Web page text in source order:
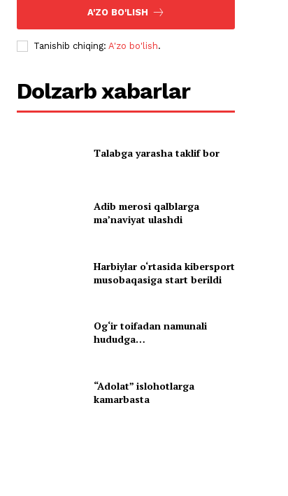
A'ZO BO'LISH
Tanishib chiqing:A'zo bo'lish.
Dolzarb xabarlar
Talabga yarasha taklif bor
Adib merosi qalblarga
maʼnaviyat ulashdi
Harbiylar o‘rtasida kibersport
musobaqasiga start berildi
Og‘ir toifadan namunali
hududga…
“Adolat” islohotlarga
kamarbasta